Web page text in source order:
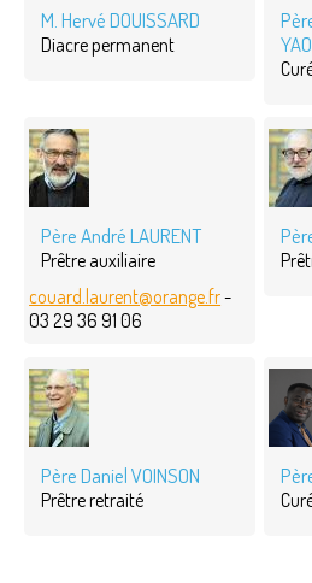
M. Hervé DOUISSARD
Diacre permanent
YAO
Père André LAURENT
Prêtre auxiliaire
couard.laurent@orange.fr-
03 29 36 91 06
Père Daniel VOINSON
Prêtre retraité